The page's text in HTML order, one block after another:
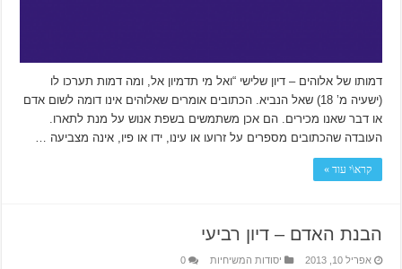
דמותו של אלוהים – דיון שלישי “ואל מי תדמיון אל, ומה דמות תערכו לו
(ישעיה מ’ 18) שאל הנביא. הכתובים אומרים שאלוהים אינו דומה לשום אדם
או דבר שאנו מכירים. הם אכן משתמשים בשפת אנוש על מנת לתארו.
העובדה שהכתובים מספרים על זרועו או עינו, ידו או פיו, אינה מצביעה …
קרא\י עוד »
הבנת האדם – דיון רביעי
אפריל 10, 2013 יסודות המשיחיות 0